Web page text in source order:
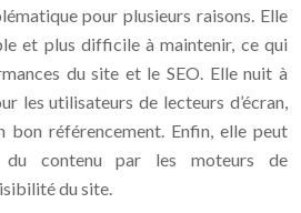
pour plusieurs raisons. Elle
et plus difficile à maintenir, ce qui
du site et le SEO. Elle nuit à
les utilisateurs de lecteurs d’écran,
bon référencement. Enfin, elle peut
du contenu par les moteurs de
du site.